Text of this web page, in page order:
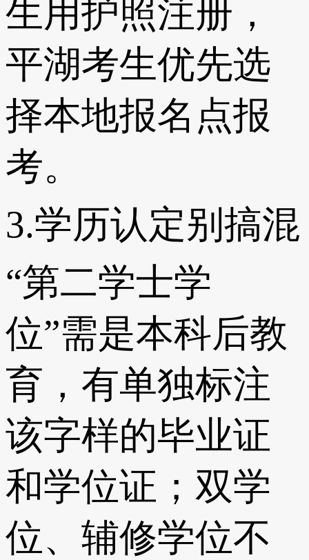
生用护照注册，
平湖考生优先选
择本地报名点报
考。
3.学历认定别搞混
“第二学士学
位”需是本科后教
育，有单独标注
该字样的毕业证
和学位证；双学
位、辅修学位不